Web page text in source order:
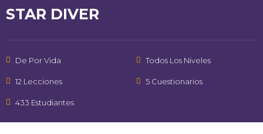
STAR DIVER
De Por Vida Todos Los Niveles
12 Lecciones 5 Cuestionarios
433 Estudiantes